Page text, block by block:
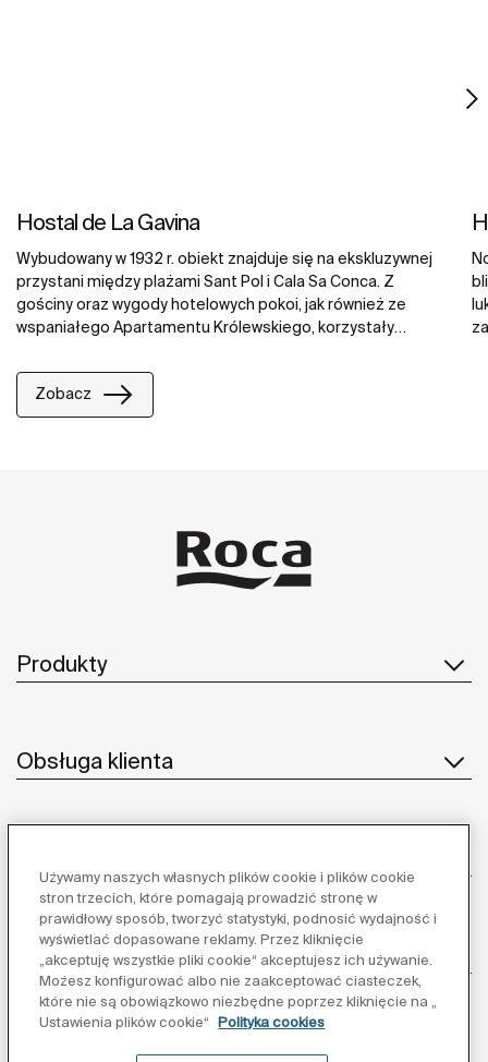
Hostal de La Gavina
Wybudowany w 1932 r. obiekt znajduje się na ekskluzywnej
przystani między plażami Sant Pol i Cala Sa Conca. Z
gościny oraz wygody hotelowych pokoi, jak również ze
wspaniałego Apartamentu Królewskiego, korzystały
dystyngowanych europejskich rodzin królewskich. Goście
mają do dyspozycji liczne prestiżowe usługi, takie jak Spa
oraz Kanebo Beauty Club. Łazienki w La Gavina zostały
Zobacz
Produkty
Obsługa klienta
Inspiracja
Obserwuj nas:
Używamy naszych własnych plików cookie i plików cookie
stron trzecich, które pomagają prowadzić stronę w
prawidłowy sposób, tworzyć statystyki, podnosić wydajność i
wyświetlać dopasowane reklamy. Przez kliknięcie
„akceptuję wszystkie pliki cookie“ akceptujesz ich używanie.
Możesz konfigurować albo nie zaakceptować ciasteczek,
które nie są obowiązkowo niezbędne poprzez kliknięcie na „
Ustawienia plików cookie“
Polityka cookies